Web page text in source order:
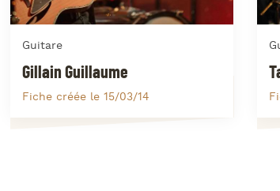
Guitare
Gillain Guillaume
Fiche créée le 15/03/14